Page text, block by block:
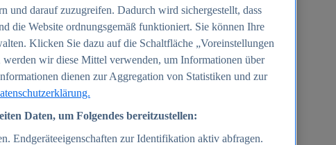
und darauf zuzugreifen. Dadurch wird sichergestellt, dass
die Website ordnungsgemäß funktioniert. Sie können Ihre
Klicken Sie dazu auf die Schaltfläche „Voreinstellungen
wir diese Mittel verwenden, um Informationen über
dienen zur Aggregation von Statistiken und zur
Daten, um Folgendes bereitzustellen:
Endgeräteeigenschaften zur Identifikation aktiv abfragen.